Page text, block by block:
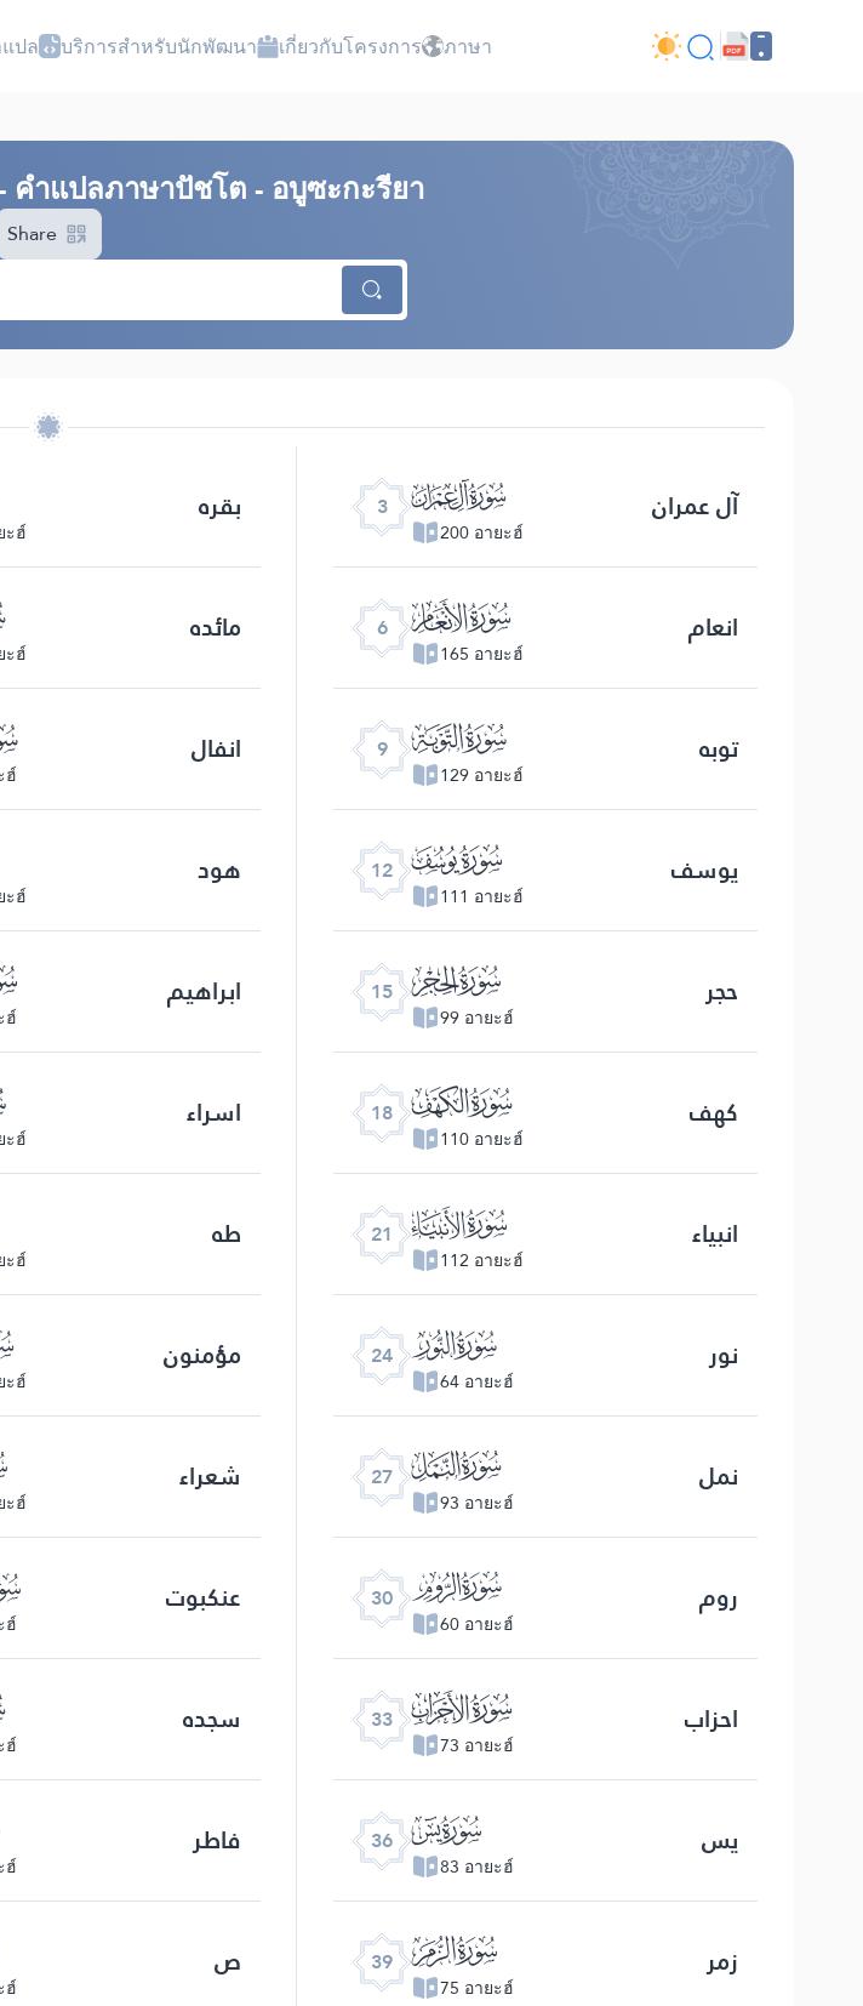
ปล บริการสำหรับนักพัฒนา เกี่ยวกับโครงการ ภาษา
ำแปลภาษาปัชโต - อบูซะกะรียา
Share
ะฮ์
بقره 3 ﮏ
200 อายะฮ์
آل عمران
ะฮ์
مائده 6 ﮒ
165 อายะฮ์
انعام
ฮ์
انفال 9 ﮕ
129 อายะฮ์
توبه
ะฮ์
هود 12 ﮘ
111 อายะฮ์
یوسف
ฮ์
ابراهیم 15 ﮛ
99 อายะฮ์
حجر
ะฮ์
اسراء 18 ﮞ
110 อายะฮ์
کهف
ะฮ์
طه 21 ﮡ
112 อายะฮ์
انبیاء
ะฮ์
مؤمنون 24 ﮤ
64 อายะฮ์
نور
ะฮ์
شعراء 27 ﮧ
93 อายะฮ์
نمل
ฮ์
عنکبوت 30 ﮪ
60 อายะฮ์
روم
ฮ์
سجده 33 ﮭ
73 อายะฮ์
احزاب
ฮ์
فاطر 36 ﮰ
83 อายะฮ์
یس
ฮ์
ص 39 ﯔ
75 อายะฮ์
زمر